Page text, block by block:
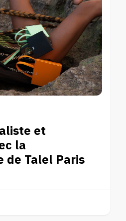
et
la
de Talel Paris